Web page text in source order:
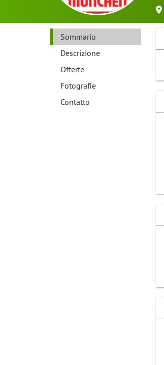
Sommario
Descrizione
Offerte
Fotografie
Contatto